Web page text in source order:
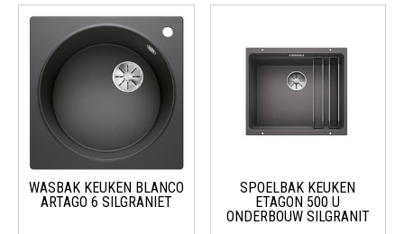
WASBAK KEUKEN BLANCO
ARTAGO 6 SILGRANIET
SPOELBAK KEUKEN
ETAGON 500 U
ONDERBOUW SILGRANIT